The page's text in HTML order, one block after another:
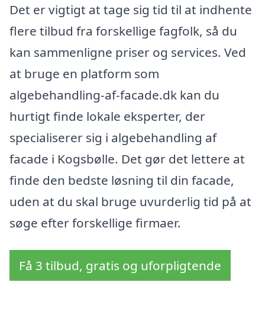
Det er vigtigt at tage sig tid til at indhente
flere tilbud fra forskellige fagfolk, så du
kan sammenligne priser og services. Ved
at bruge en platform som
algebehandling-af-facade.dk kan du
hurtigt finde lokale eksperter, der
specialiserer sig i algebehandling af
facade i Kogsbølle. Det gør det lettere at
finde den bedste løsning til din facade,
uden at du skal bruge uvurderlig tid på at
søge efter forskellige firmaer.
Få 3 tilbud, gratis og uforpligtende